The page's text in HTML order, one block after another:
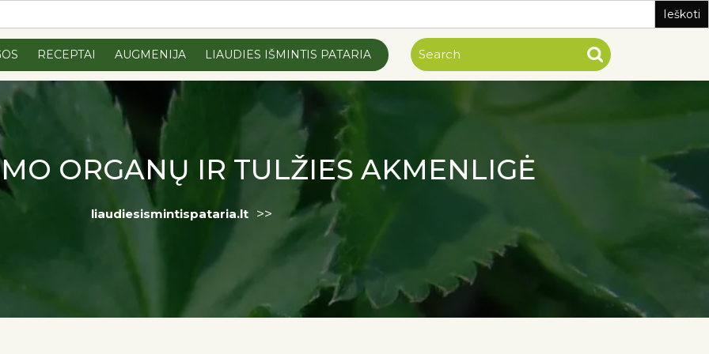
RECEPTAI AUGMENIJA LIAUDIES IŠMINTIS PATARIA
ORGANŲ IR TULŽIES AKMENLIGĖ
liaudiesismintispataria.lt >>